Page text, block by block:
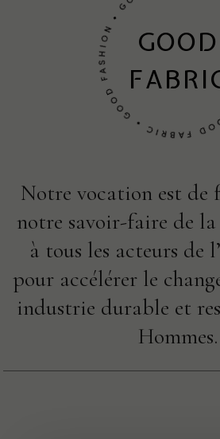
GOOD
Notre vocation est de
notre savoir-faire de
à tous les acteurs de
pour accélérer le
industrie durable et
Hommes.